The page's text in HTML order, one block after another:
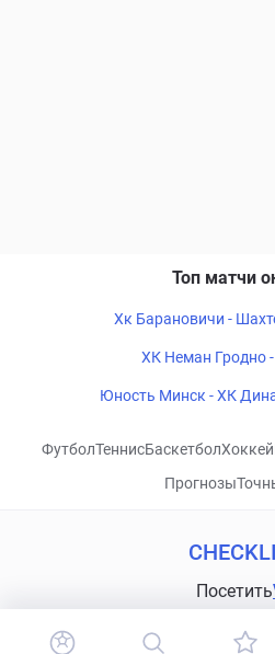
Топ матчи
Хк Барановичи -
ХК Неман Гродно
Юность Минск - ХК
ФутболТеннисБаскетболХоккей
Прогнозы
Посетить
Капперы